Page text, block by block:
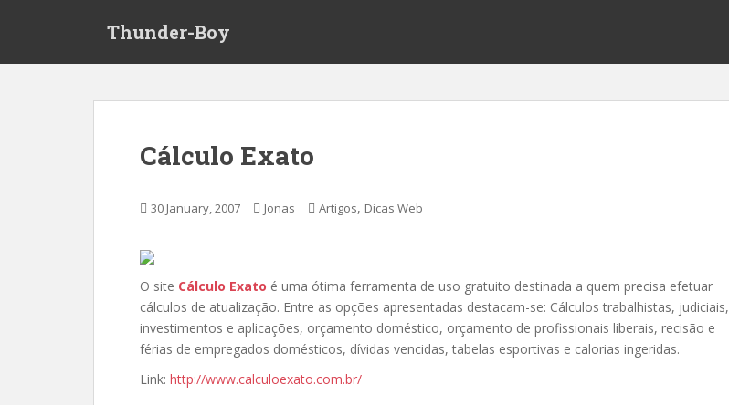
Thunder-Boy
Cálculo Exato
30 January, 2007 Jonas Artigos, Dicas Web
O site Cálculo Exato é uma ótima ferramenta de uso gratuito destinada a quem precisa efetuar
cálculos de atualização. Entre as opções apresentadas destacam-se: Cálculos trabalhistas, judiciais,
investimentos e aplicações, orçamento doméstico, orçamento de profissionais liberais, recisão e
férias de empregados domésticos, dívidas vencidas, tabelas esportivas e calorias ingeridas.
Link: http://www.calculoexato.com.br/